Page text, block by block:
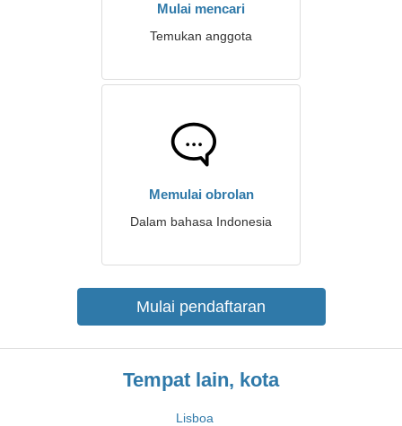
Mulai mencari
Temukan anggota
Memulai obrolan
Dalam bahasa Indonesia
Mulai pendaftaran
Tempat lain, kota
Lisboa